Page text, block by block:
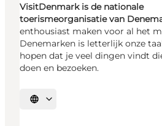
VisitDenmark is de nationale
toerismeorganisatie van
enthousiast maken voor al het
Denemarken is letterlijk onze
hopen dat je veel dingen vindt
doen en bezoeken.
Selecteer taal